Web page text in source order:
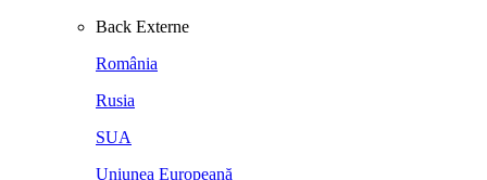
Back Externe
România
Rusia
SUA
Uniunea Europeană